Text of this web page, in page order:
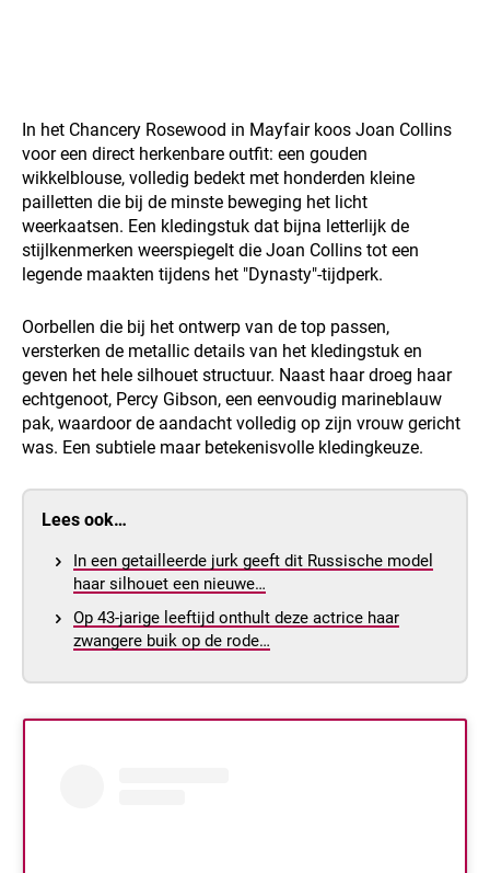
In het Chancery Rosewood in Mayfair koos Joan Collins
voor een direct herkenbare outfit: een gouden
wikkelblouse, volledig bedekt met honderden kleine
pailletten die bij de minste beweging het licht
weerkaatsen. Een kledingstuk dat bijna letterlijk de
stijlkenmerken weerspiegelt die Joan Collins tot een
legende maakten tijdens het "Dynasty"-tijdperk.
Oorbellen die bij het ontwerp van de top passen,
versterken de metallic details van het kledingstuk en
geven het hele silhouet structuur. Naast haar droeg haar
echtgenoot, Percy Gibson, een eenvoudig marineblauw
pak, waardoor de aandacht volledig op zijn vrouw gericht
was. Een subtiele maar betekenisvolle kledingkeuze.
Lees ook…
In een getailleerde jurk geeft dit Russische model
haar silhouet een nieuwe…
Op 43-jarige leeftijd onthult deze actrice haar
zwangere buik op de rode…